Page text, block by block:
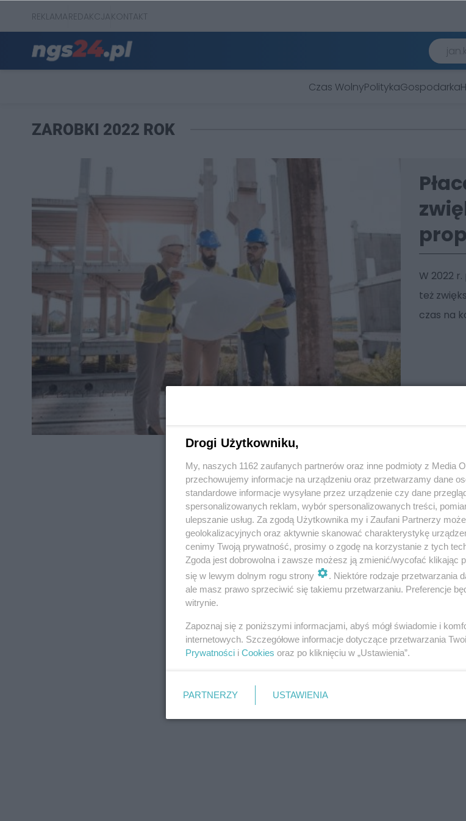
REKLAMAREDAKCJAKONTAKT
Czas WolnyPolitykaGospodarka
ZAROBKI 2022 ROK
W 2022
też
czas na
REKLAMA
Drogi Użytkowniku,
My, naszych 1162 zaufanych partnerów oraz inne podmioty z Media
przechowujemy informacje na urządzeniu oraz przetwarzamy dane
standardowe informacje wysyłane przez urządzenie czy dane
spersonalizowanych reklam, wybór spersonalizowanych treści,
ulepszanie usług. Za zgodą Użytkownika my i Zaufani Partnerzy
geolokalizacyjnych oraz aktywnie skanować charakterystykę
cenimy Twoją prywatność, prosimy o zgodę na korzystanie z tych
Zgoda jest dobrowolna i zawsze możesz ją zmienić/wycofać klikając
się w lewym dolnym rogu strony
. Niektóre rodzaje przetwarzania
ale masz prawo sprzeciwić się takiemu przetwarzaniu. Preferencje
witrynie.
Zapoznaj się z poniższymi informacjami, abyś mógł świadomie i
internetowych. Szczegółowe informacje dotyczące przetwarzania
Prywatności i Cookies oraz po kliknięciu w „Ustawienia”.
PARTNERZY USTAWIENIA